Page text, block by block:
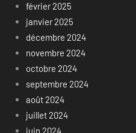
février 2025
janvier 2025
décembre 2024
novembre 2024
octobre 2024
septembre 2024
août 2024
juillet 2024
juin 2024